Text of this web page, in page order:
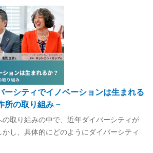
ーシティでイノベーションは生まれる
の取り組み－
取り組みの中で、近年ダイバーシティが
し、具体的にどのようにダイバーシティ